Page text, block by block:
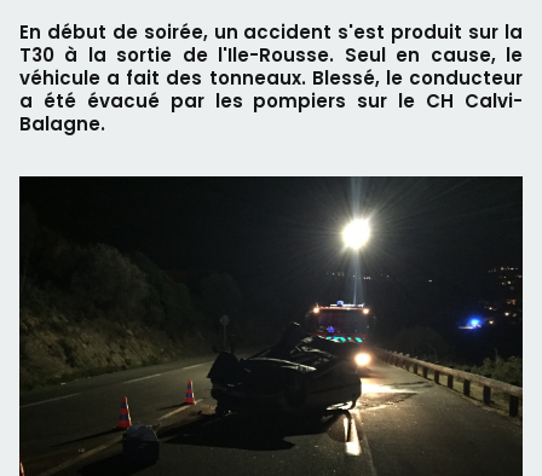
En début de soirée, un accident s'est produit sur la
T30 à la sortie de l'Ile-Rousse. Seul en cause, le
véhicule a fait des tonneaux. Blessé, le conducteur
a été évacué par les pompiers sur le CH Calvi-
Balagne.